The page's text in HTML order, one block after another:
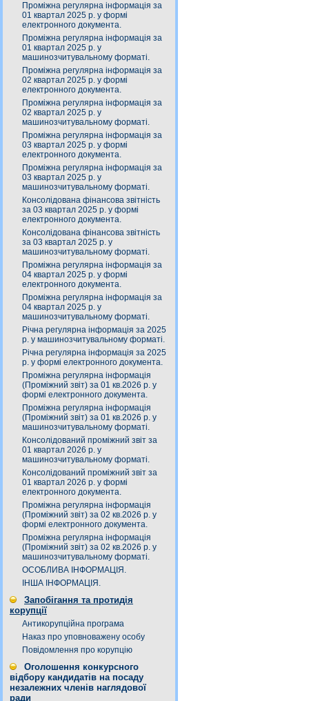
Проміжна регулярна інформація за
01 квартал 2025 р. у формі
електронного документа.
Проміжна регулярна інформація за
01 квартал 2025 р. у
машинозчитувальному форматі.
Проміжна регулярна інформація за
02 квартал 2025 р. у формі
електронного документа.
Проміжна регулярна інформація за
02 квартал 2025 р. у
машинозчитувальному форматі.
Проміжна регулярна інформація за
03 квартал 2025 р. у формі
електронного документа.
Проміжна регулярна інформація за
03 квартал 2025 р. у
машинозчитувальному форматі.
Консолідована фінансова звітність
за 03 квартал 2025 р. у формі
електронного документа.
Консолідована фінансова звітність
за 03 квартал 2025 р. у
машинозчитувальному форматі.
Проміжна регулярна інформація за
04 квартал 2025 р. у формі
електронного документа.
Проміжна регулярна інформація за
04 квартал 2025 р. у
машинозчитувальному форматі.
Річна регулярна інформація за 2025
р. у машинозчитувальному форматі.
Річна регулярна інформація за 2025
р. у формі електронного документа.
Проміжна регулярна інформація
(Проміжний звіт) за 01 кв.2026 р. у
формі електронного документа.
Проміжна регулярна інформація
(Проміжний звіт) за 01 кв.2026 р. у
машинозчитувальному форматі.
Консолідований проміжний звіт за
01 квартал 2026 р. у
машинозчитувальному форматі.
Консолідований проміжний звіт за
01 квартал 2026 р. у формі
електронного документа.
Проміжна регулярна інформація
(Проміжний звіт) за 02 кв.2026 р. у
формі електронного документа.
Проміжна регулярна інформація
(Проміжний звіт) за 02 кв.2026 р. у
машинозчитувальному форматі.
ОСОБЛИВА ІНФОРМАЦІЯ.
ІНША ІНФОРМАЦІЯ.
Запобігання та протидія
корупції
Антикорупційна програма
Наказ про уповноважену особу
Повідомлення про корупцію
Оголошення конкурсного
відбору кандидатів на посаду
незалежних членів наглядової
ради